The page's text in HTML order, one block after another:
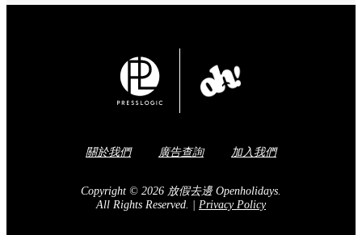
Share to Facebook